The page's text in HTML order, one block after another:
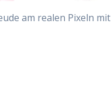
am realen Pixeln mit